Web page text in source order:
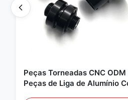
Peças Torneadas CNC ODM
Peças de Liga de Alumínio